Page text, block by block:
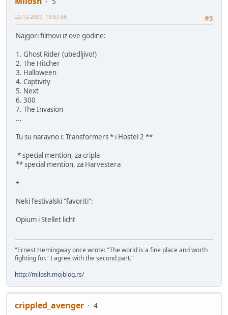
#5
22-12-2007, 19:57:56
Najgori filmovi iz ove godine:
1. Ghost Rider (ubedljivo!)
2. The Hitcher
3. Halloween
4. Captivity
5. Next
6. 300
7. The Invasion
...
Tu su naravno i: Transformers * i Hostel 2 **
* special mention, za cripla
** special mention, za Harvestera
+
Neki festivalski "favoriti":
Opium i Stellet licht
"Ernest Hemingway once wrote: "The world is a fine place and worth
fighting for." I agree with the second part."
http://milosh.mojblog.rs/
crippled_avenger
4